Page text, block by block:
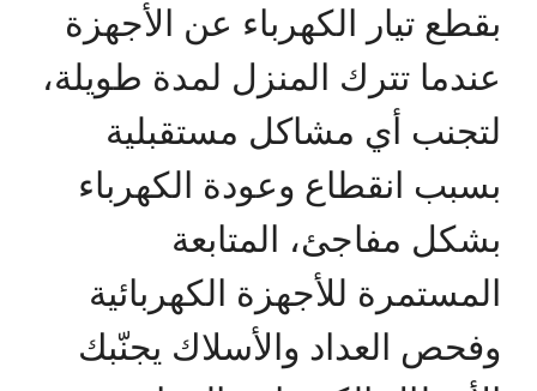
بقطع تيار الكهرباء عن الأجهزة
عندما تترك المنزل لمدة طويلة،
لتجنب أي مشاكل مستقبلية
بسبب انقطاع وعودة الكهرباء
بشكل مفاجئ، المتابعة
المستمرة للأجهزة الكهربائية
وفحص العداد والأسلاك يجنّبك